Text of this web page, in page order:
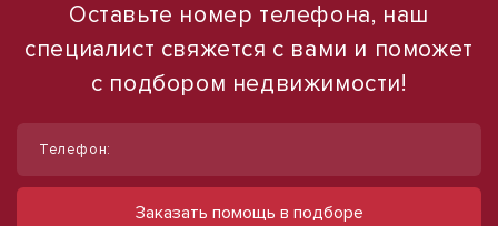
Оставьте номер телефона, наш
специалист свяжется с вами и поможет
с подбором недвижимости!
Телефон:
Заказать помощь в подборе